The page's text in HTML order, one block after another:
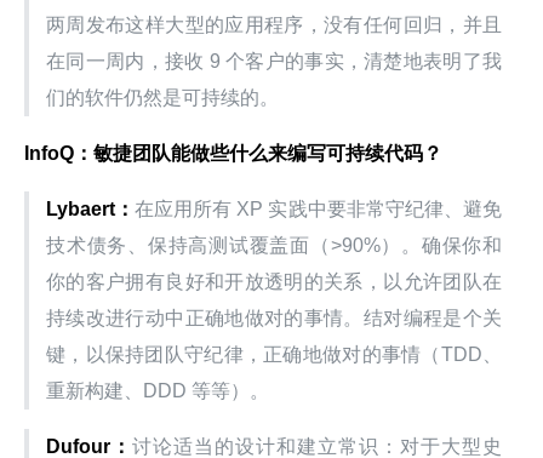
两周发布这样大型的应用程序，没有任何回归，并且
在同一周内，接收 9 个客户的事实，清楚地表明了我
们的软件仍然是可持续的。
InfoQ：敏捷团队能做些什么来编写可持续代码？
Lybaert：在应用所有 XP 实践中要非常守纪律、避免
技术债务、保持高测试覆盖面（>90%）。确保你和
你的客户拥有良好和开放透明的关系，以允许团队在
持续改进行动中正确地做对的事情。结对编程是个关
键，以保持团队守纪律，正确地做对的事情（TDD、
重新构建、DDD 等等）。
Dufour： 讨论适当的设计和建立常识：对于大型史